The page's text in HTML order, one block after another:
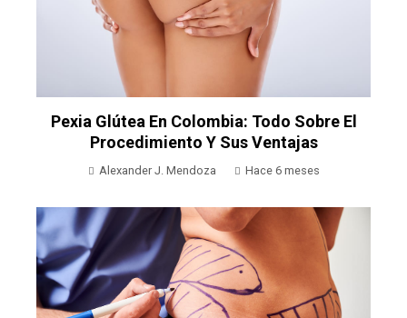
Pexia Glútea En Colombia: Todo Sobre El
Procedimiento Y Sus Ventajas
Alexander J. Mendoza Hace 6 meses